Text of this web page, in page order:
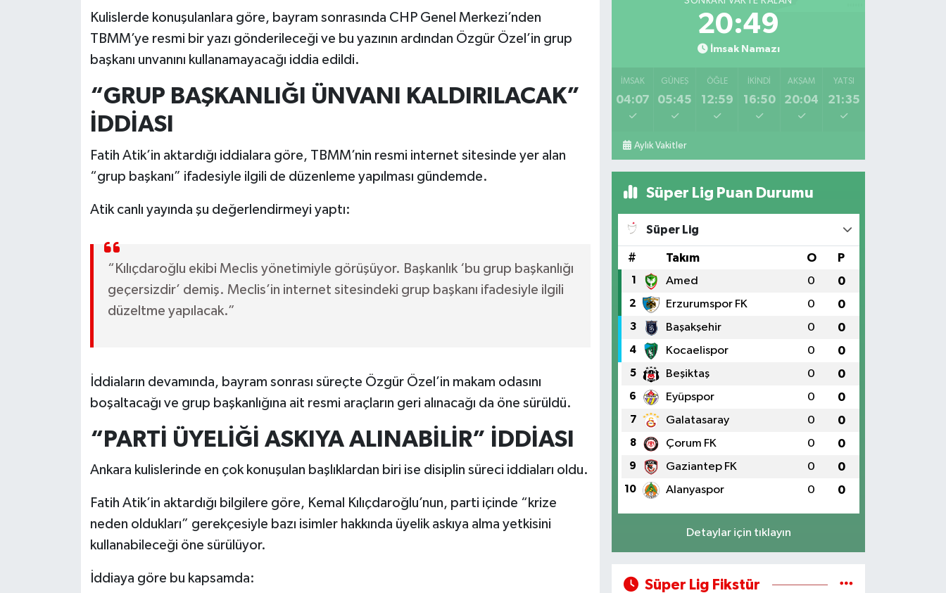
Kulislerde konuşulanlara göre, bayram sonrasında CHP Genel Merkezi’nden
TBMM’ye resmi bir yazı gönderileceği ve bu yazının ardından Özgür Özel’in grup
başkanı unvanını kullanamayacağı iddia edildi.
“GRUP BAŞKANLIĞI ÜNVANI KALDIRILACAK”
İDDİASI
Fatih Atik’in aktardığı iddialara göre, TBMM’nin resmi internet sitesinde yer alan
“grup başkanı” ifadesiyle ilgili de düzenleme yapılması gündemde.
Atik canlı yayında şu değerlendirmeyi yaptı:
“Kılıçdaroğlu ekibi Meclis yönetimiyle görüşüyor. Başkanlık ‘bu grup başkanlığı
geçersizdir’ demiş. Meclis’in internet sitesindeki grup başkanı ifadesiyle ilgili
düzeltme yapılacak.”
İddiaların devamında, bayram sonrası süreçte Özgür Özel’in makam odasını
boşaltacağı ve grup başkanlığına ait resmi araçların geri alınacağı da öne sürüldü.
“PARTİ ÜYELİĞİ ASKIYA ALINABİLİR” İDDİASI
Ankara kulislerinde en çok konuşulan başlıklardan biri ise disiplin süreci iddiaları oldu.
Fatih Atik’in aktardığı bilgilere göre, Kemal Kılıçdaroğlu’nun, parti içinde “krize
neden oldukları” gerekçesiyle bazı isimler hakkında üyelik askıya alma yetkisini
kullanabileceği öne sürülüyor.
İddiaya göre bu kapsamda:
20:48
İmsak Namazı
İMSAK
04:07
GÜNEŞ
05:45
ÖĞLE
12:59
İKINDI
16:50
AKŞAM
20:04
YATSI
21:35
Aylık Vakitler
Süper Lig Puan Durumu
Süper Lig
# Takım O P
1 Amed 0 0
2 Erzurumspor FK 0 0
3 Başakşehir 0 0
4 Kocaelispor 0 0
5 Beşiktaş 0 0
6 Eyüpspor 0 0
7 Galatasaray 0 0
8 Çorum FK 0 0
9 Gaziantep FK 0 0
10 Alanyaspor 0 0
Detaylar için tıklayın
Süper Lig Fikstür